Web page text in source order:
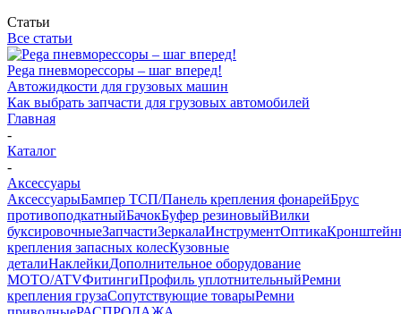
Статьи
Все статьи
Pega пневморессоры – шаг вперед!
Автожидкости для грузовых машин
Как выбрать запчасти для грузовых автомобилей
Главная
-
Каталог
-
Аксессуары
АксессуарыБампер ТСП/Панель крепления фонарейБрус
противоподкатныйБачокБуфер резиновыйВилки
буксировочныеЗапчастиЗеркалаИнструментОптика
крепления запасных колесКузовные
деталиНаклейкиДополнительное оборудование
MOTO/ATVФитингиПрофиль уплотнительныйРемни
крепления грузаСопутствующие товарыРемни